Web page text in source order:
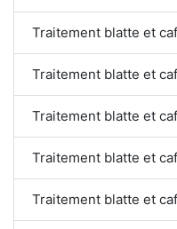
Traitement blatte et
Traitement blatte et
Traitement blatte et
Traitement blatte et
Traitement blatte et